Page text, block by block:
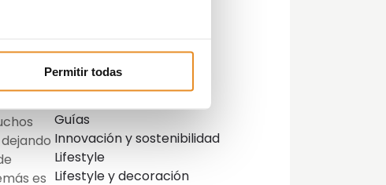
Permitir todas
y
lo
es
Actualidad
Consejos
Guías
Innovación y sostenibilidad
Lifestyle
Lifestyle y decoración